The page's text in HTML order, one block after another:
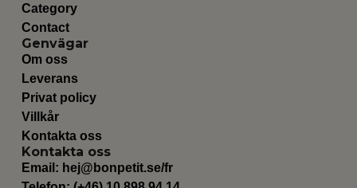
Category
Contact
Genvägar
Om oss
Leverans
Privat policy
Villkår
Kontakta oss
Kontakta oss
Email: hej@bonpetit.se/fr